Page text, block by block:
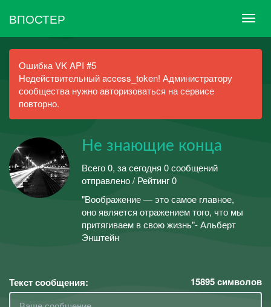
ВПОСТЕР
Ошибка VK API #5
Недействительный access_token! Администратору
сообщества нужно авторизоваться на сервисе
повторно.
Не знающие конца
Всего 0, за сегодня 0 сообщений
отправлено / Рейтинг 0
"Воображение — это самое главное,
оно является отражением того, что мы
притягиваем в свою жизнь"- Альберт
Энштейн
Текст сообщения: 15895символов